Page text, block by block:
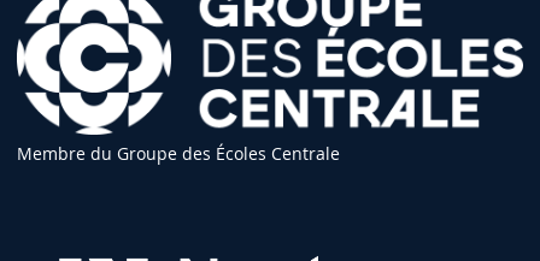
Membre du Groupe des Écoles Centrale